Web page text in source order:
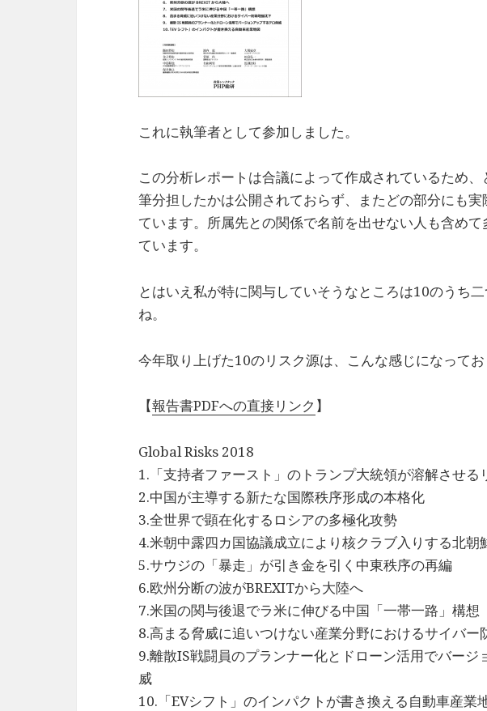
これに執筆者として参加しました。
この分析レポートは合議によって作成されているため
筆分担したかは公開されておらず、またどの部分にも
ています。所属先との関係で名前を出せない人も含め
ています。
とはいえ私が特に関与していそうなところは10のうち
ね。
今年取り上げた10のリスク源は、こんな感じになってお
【報告書PDFへの直接リンク 】
Global Risks 2018
1.「支持者ファースト」のトランプ大統領が溶解させる
2.中国が主導する新たな国際秩序形成の本格化
3.全世界で顕在化するロシアの多極化攻勢
4.米朝中露四カ国協議成立により核クラブ入りする北朝
5.サウジの「暴走」が引き金を引く中東秩序の再編
6.欧州分断の波がBREXITから大陸へ
7.米国の関与後退でラ米に伸びる中国「一帯一路」構想
8.高まる脅威に追いつけない産業分野におけるサイバー
9.離散IS戦闘員のプランナー化とドローン活用でバージ
威
10.「EVシフト」のインパクトが書き換える自動車産業